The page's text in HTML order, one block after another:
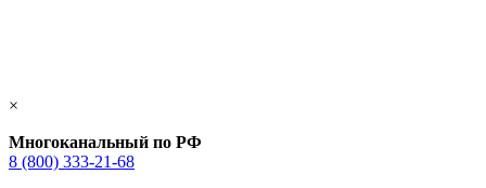
×
Многоканальный по РФ
8 (800) 333‑21-68